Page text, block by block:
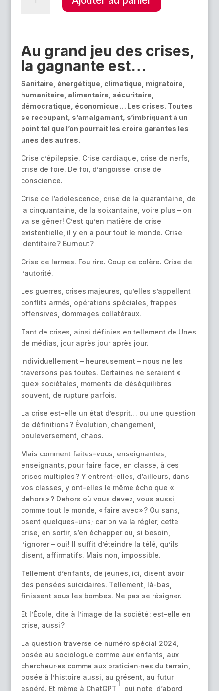
n
i
e
:
Au grand jeu des crises,
la gagnante est …
Sanitaire, énergétique, climatique, migratoire,
humanitaire, alimentaire, sécuritaire,
démocratique, économique … Les crises. Toutes
se recoupant, s’amalgamant, s’imbriquant à un
point tel que l’on pourrait les croire garantes les
unes des autres.
Crise d’épilepsie. Crise cardiaque, crise de nerfs,
crise de foie. De foi, d’angoisse, crise de
conscience.
Crise de l’adolescence, crise de la quarantaine, de
la cinquantaine, de la soixantaine, voire plus – on
va se gêner ! C’est qu’en matière de crise
existentielle, il y en a pour tout le monde. Crise
identitaire ? Burnout ?
Crise de larmes. Fou rire. Coup de colère. Crise de
l’autorité.
Les guerres, crises majeures, qu’elles s’appellent
conflits armés, opérations spéciales, frappes
offensives, dommages collatéraux.
Tant de crises, ainsi définies en tellement de Unes
de médias, jour après jour après jour.
Individuellement – heureusement – nous ne les
traversons pas toutes. Certaines ne seraient «
que » sociétales, moments de déséquilibres
souvent, de rupture parfois.
La crise est-elle un état d’esprit … ou une question
de définitions ? Évolution, changement,
bouleversement, chaos.
Mais comment faites-vous, enseignantes,
enseignants, pour faire face, en classe, à ces
crises multiples ? Y entrent-elles, d’ailleurs, dans
vos classes, y ont-elles le même écho que «
dehors » ? Dehors où vous devez, vous aussi,
comme tout le monde, « faire avec » ? Ou sans,
osent quelques-uns ; car on va la régler, cette
crise, en sortir, s’en échapper ou, si besoin,
l’ignorer – oui ! Il suffit d’éteindre la télé, qu’ils
disent, affirmatifs. Mais non, impossible.
Tellement d’enfants, de jeunes, ici, disent avoir
des pensées suicidaires. Tellement, là-bas,
finissent sous les bombes. Ne pas se résigner.
Et l’École, dite à l’image de la société : est-elle en
crise, aussi ?
La question traverse ce numéro spécial 2024,
posée au sociologue comme aux enfants, aux
chercheur·es comme aux praticien·nes du terrain,
posée à l’histoire aussi, au présent, au futur
espéré. Et même à ChatGPT
1
, qui note, d’abord